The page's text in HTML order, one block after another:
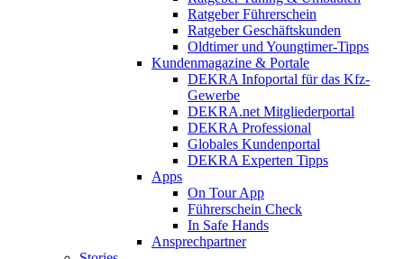
Ratgeber Führerschein
Ratgeber Geschäftskunden
Oldtimer und Youngtimer-Tipps
Kundenmagazine & Portale
DEKRA Infoportal für das Kfz-
Gewerbe
DEKRA.net Mitgliederportal
DEKRA Professional
Globales Kundenportal
DEKRA Experten Tipps
Apps
On Tour App
Führerschein Check
In Safe Hands
Ansprechpartner